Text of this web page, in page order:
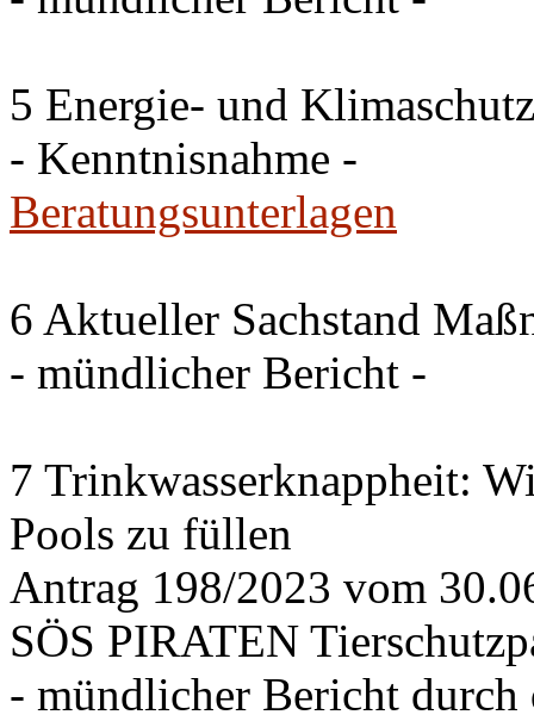
5 Energie- und
- Kenntnisnahme -
Beratungsunterlagen
6 Aktueller Sachstand
- mündlicher Bericht -
7 Trinkwasserknappheit:
Pools zu füllen
Antrag 198/2023 vom
SÖS PIRATEN
- mündlicher Bericht